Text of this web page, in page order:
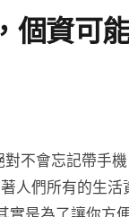
個資可
不會忘記帶手
人們所有的生活